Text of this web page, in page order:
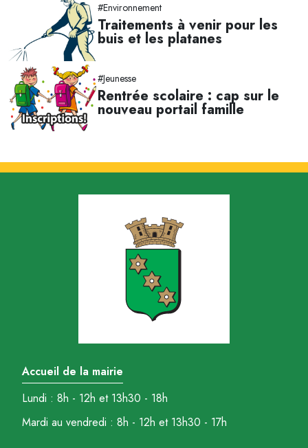
#Environnement
Traitements à venir pour les
buis et les platanes
#Jeunesse
Rentrée scolaire : cap sur le
nouveau portail famille
Accueil de la mairie
Lundi : 8h - 12h et 13h30 - 18h
Mardi au vendredi : 8h - 12h et 13h30 - 17h